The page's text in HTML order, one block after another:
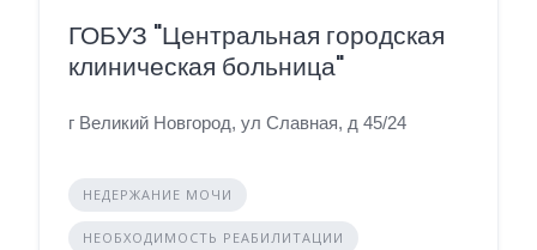
ГОБУЗ "Центральная городская
клиническая больница"
г Великий Новгород, ул Славная, д 45/24
НЕДЕРЖАНИЕ МОЧИ
НЕОБХОДИМОСТЬ РЕАБИЛИТАЦИИ